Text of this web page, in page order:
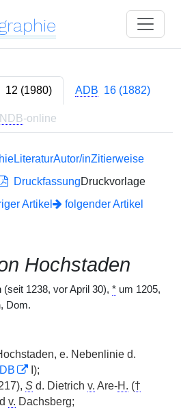
12 (1980) ADB 16 (1882)
NDB-online
LiteraturAutor/inZitierweise
DruckfassungDruckvorlage
Artikel folgender Artikel
Hochstaden
1238, vor April 30), * um 1205,
Dom.
e. Nebenlinie d.
I);
S d. Dietrich v. Are-H. (†
v. Dachsberg;